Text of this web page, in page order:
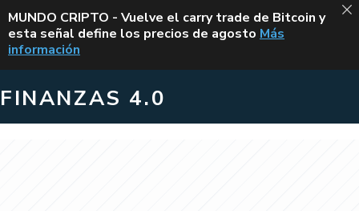
ALERTA
MUNDO CRIPTO - Vuelve el carry trade de Bitcoin y
esta señal define los precios de agosto VUELVE EL
Más
información
FINANZAS 4.0